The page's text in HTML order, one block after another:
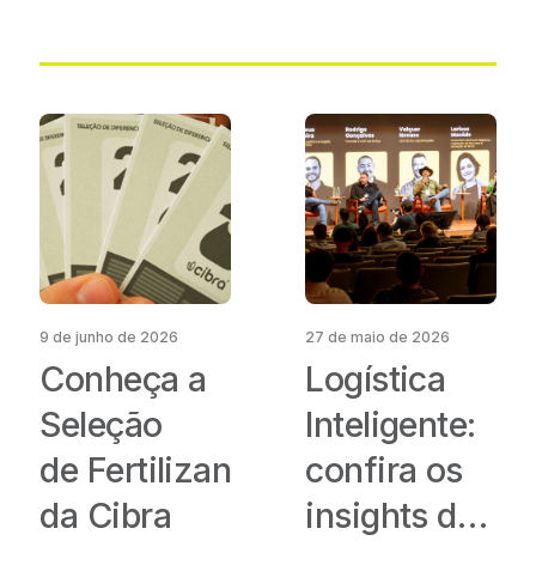
9 de junho de 2026
Conheça a
Seleção
de Fertilizantes Diferenciados
da Cibra
27 de maio de 2026
Logística
Inteligente:
confira os
insights do